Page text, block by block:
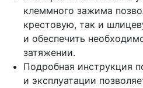
клеммного зажима
крестовую, так и
и обеспечить
затяжении.
Подробная инструкция
и эксплуатации